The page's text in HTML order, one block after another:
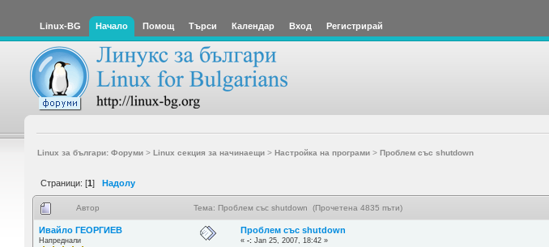
Linux-BG Начало Помощ Търси Календар Вход Регистрирай
Linux за българи: Форуми> Linux секция за начинаещи> Настройка на програми> Проблем със shutdown
Страници: [1] Надолу
Автор Тема: Проблем със shutdown (Прочетена 4835 пъти)
Ивайло ГЕОРГИЕВ
Напреднали
Проблем със shutdown
«-: Jan 25, 2007, 18:42 »